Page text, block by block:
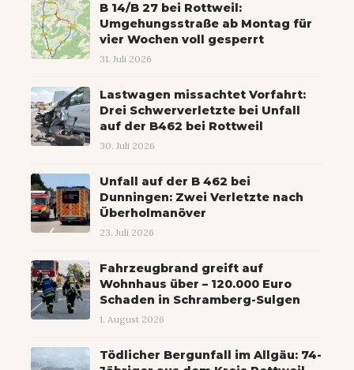
B 14/B 27 bei Rottweil:
Umgehungsstraße ab Montag für
vier Wochen voll gesperrt
31. Juli 2026
Lastwagen missachtet Vorfahrt:
Drei Schwerverletzte bei Unfall
auf der B462 bei Rottweil
30. Juli 2026
Unfall auf der B 462 bei
Dunningen: Zwei Verletzte nach
Überholmanöver
23. Juli 2026
Fahrzeugbrand greift auf
Wohnhaus über – 120.000 Euro
Schaden in Schramberg-Sulgen
1. August 2026
Tödlicher Bergunfall im Allgäu: 74-